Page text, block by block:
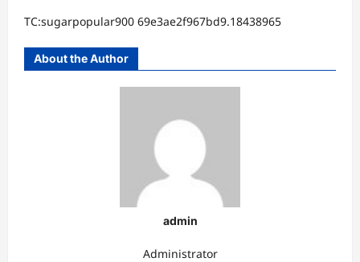
TC:sugarpopular900 69e3ae2f967bd9.18438965
About the Author
admin
Administrator